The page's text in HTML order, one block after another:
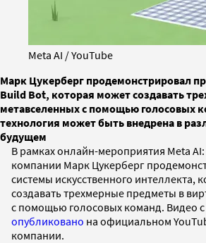
Meta AI / YouTube
Марк Цукерберг продемонстрировал
Build Bot, которая может создавать
метавселенных с помощью голосовых
технология может быть внедрена в
будущем
В рамках онлайн-мероприятия Meta
компании Марк Цукерберг
системы искусственного интеллекта,
создавать трехмерные предметы в
с помощью голосовых команд. Видео
опубликовано на официальном
компании.